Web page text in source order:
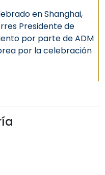
en Shanghai,
Presidente de
por parte de ADM
por la celebración